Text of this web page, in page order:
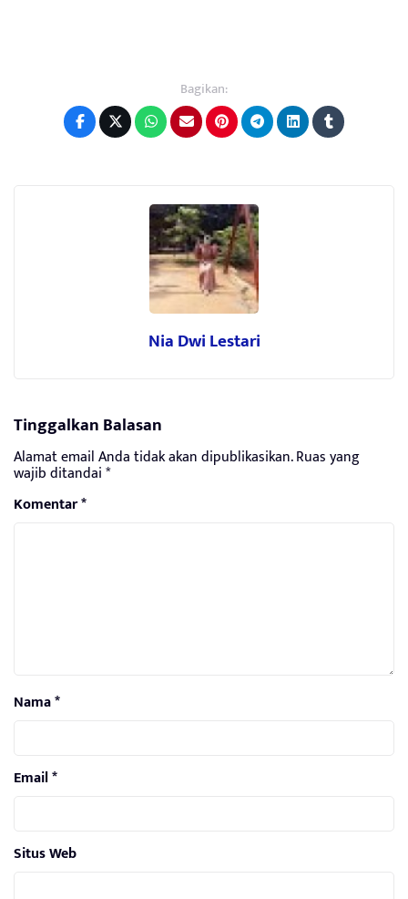
Bagikan:
Nia Dwi Lestari
Tinggalkan Balasan
Alamat email Anda tidak akan dipublikasikan.Ruas yang
wajib ditandai*
Komentar*
Nama*
Email*
Situs Web